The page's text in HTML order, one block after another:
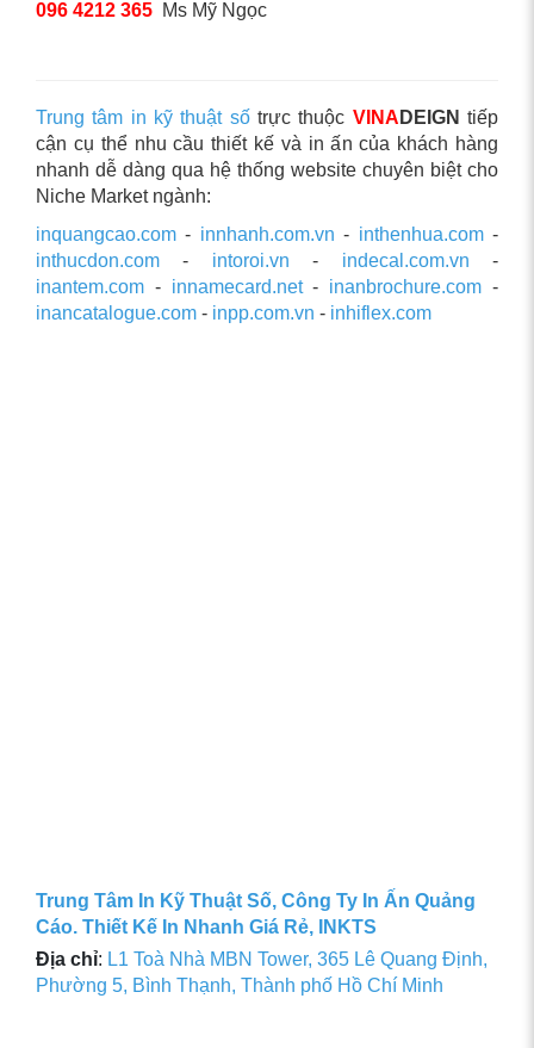
096 4212 365 Ms Mỹ Ngọc
Trung tâm in kỹ thuật sốtrực thuộc VINA DEIGN tiếp
cận cụ thể nhu cầu thiết kế và in ấn của khách hàng
nhanh dễ dàng qua hệ thống website chuyên biệt cho
Niche Market ngành:
inquangcao.com - innhanh.com.vn - inthenhua.com-
inthucdon.com - intoroi.vn - indecal.com.vn -
inantem.com - innamecard.net- inanbrochure.com -
inancatalogue.com - inpp.com.vn - inhiflex.com
Trung Tâm In Kỹ Thuật Số, Công Ty In Ấn Quảng
Cáo. Thiết Kế In Nhanh Giá Rẻ, INKTS
Địa chỉ: L1 Toà Nhà MBN Tower, 365 Lê Quang Định,
Phường 5, Bình Thạnh, Thành phố Hồ Chí Minh